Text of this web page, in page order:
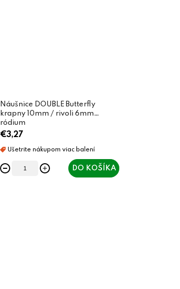
Náušnice DOUBLE Butterfly
krapny 10mm / rivoli 6mm
ródium
€3,27
DO KOŠÍKA